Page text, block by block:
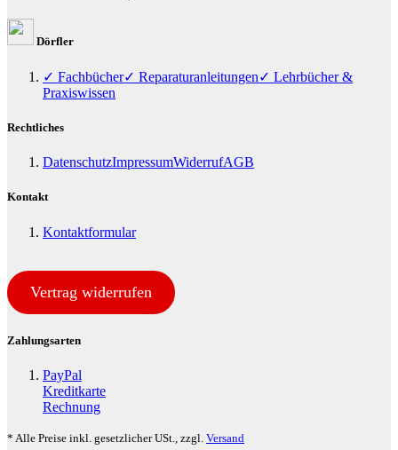
Dörfler
✓ Fachbücher✓ Reparaturanleitungen✓ Lehrbücher &
Praxiswissen
Rechtliches
DatenschutzImpressumWiderrufAGB
Kontakt
Kontaktformular
Vertrag widerrufen
Zahlungsarten
PayPal
Kreditkarte
Rechnung
* Alle Preise inkl. gesetzlicher USt., zzgl. Versand